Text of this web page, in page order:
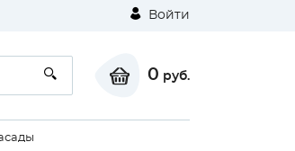
Войти
0 руб.